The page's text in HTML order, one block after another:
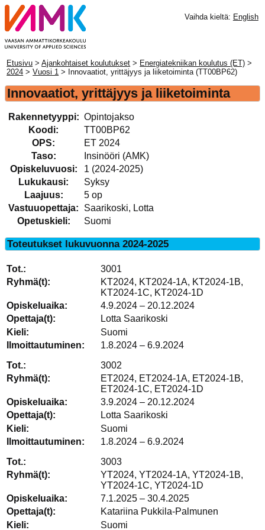
Vaihda kieltä: English
Etusivu >Ajankohtaiset koulutukset > Energiatekniikan koulutus (ET) >
2024 >Vuosi 1 > Innovaatiot, yrittäjyys ja liiketoiminta (TT00BP62)
Innovaatiot, yrittäjyys ja liiketoiminta
Rakennetyyppi: Opintojakso
Koodi:
TT00BP62
OPS:
ET 2024
Taso:
Insinööri (AMK)
Opiskeluvuosi:
1 (2024-2025)
Lukukausi:
Syksy
Laajuus:
5 op
Vastuuopettaja:
Saarikoski, Lotta
Opetuskieli:
Suomi
Toteutukset lukuvuonna 2024-2025
3001
KT2024, KT2024-1A, KT2024-1B,
KT2024-1C, KT2024-1D
4.9.2024 – 20.12.2024
Lotta Saarikoski
Suomi
1.8.2024 – 6.9.2024
3002
ET2024, ET2024-1A, ET2024-1B,
ET2024-1C, ET2024-1D
3.9.2024 – 20.12.2024
Lotta Saarikoski
Suomi
1.8.2024 – 6.9.2024
3003
YT2024, YT2024-1A, YT2024-1B,
YT2024-1C, YT2024-1D
7.1.2025 – 30.4.2025
Katariina Pukkila-Palmunen
Suomi